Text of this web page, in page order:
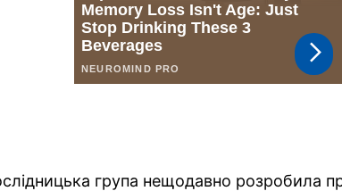
група нещодавно розробила